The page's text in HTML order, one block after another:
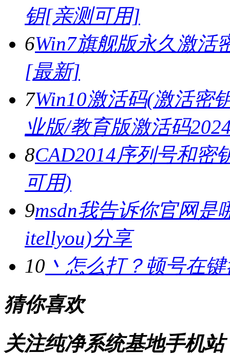
钥[亲测可用]
6Win7旗舰版永久激活
[最新]
7Win10激活码(激活密
业版/教育版激活码
8CAD2014序列号和密
可用)
9msdn我告诉你官网是
itellyou)分享
10 丶怎么打？顿号在
猜你喜欢
关注纯净系统基地手机站